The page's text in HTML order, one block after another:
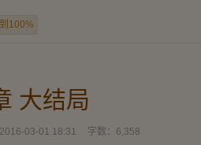
100%
大结局
2016-03-01 18:31 字数： 6,358